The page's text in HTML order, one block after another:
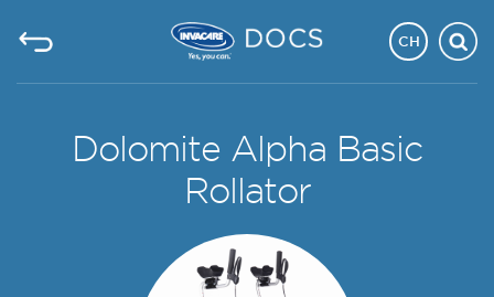
CH
Dolomite Alpha Basic
Rollator